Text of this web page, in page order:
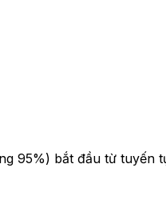
95%) bắt đầu từ tuyến